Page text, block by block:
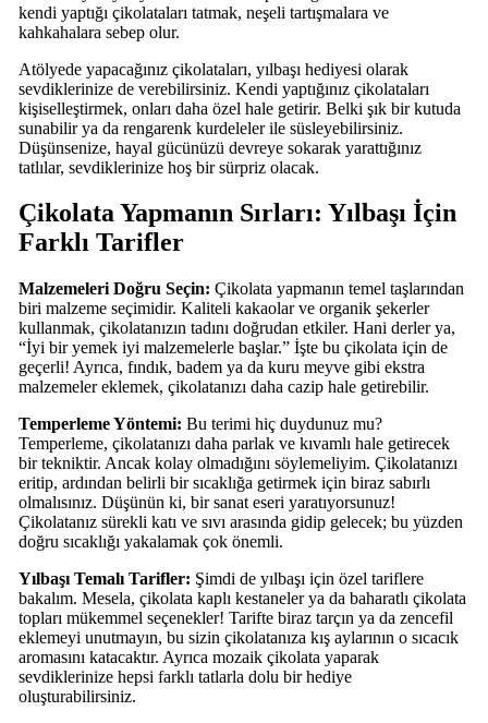
kendi yaptığı çikolataları tatmak, neşeli tartışmalara ve
kahkahalara sebep olur.
Atölyede yapacağınız çikolataları, yılbaşı hediyesi olarak
sevdiklerinize de verebilirsiniz. Kendi yaptığınız çikolataları
kişiselleştirmek, onları daha özel hale getirir. Belki şık bir kutuda
sunabilir ya da rengarenk kurdeleler ile süsleyebilirsiniz.
Düşünsenize, hayal gücünüzü devreye sokarak yarattığınız
tatlılar, sevdiklerinize hoş bir sürpriz olacak.
Çikolata Yapmanın Sırları: Yılbaşı İçin
Farklı Tarifler
Malzemeleri Doğru Seçin: Çikolata yapmanın temel taşlarından
biri malzeme seçimidir. Kaliteli kakaolar ve organik şekerler
kullanmak, çikolatanızın tadını doğrudan etkiler. Hani derler ya,
“İyi bir yemek iyi malzemelerle başlar.” İşte bu çikolata için de
geçerli! Ayrıca, fındık, badem ya da kuru meyve gibi ekstra
malzemeler eklemek, çikolatanızı daha cazip hale getirebilir.
Temperleme Yöntemi: Bu terimi hiç duydunuz mu?
Temperleme, çikolatanızı daha parlak ve kıvamlı hale getirecek
bir tekniktir. Ancak kolay olmadığını söylemeliyim. Çikolatanızı
eritip, ardından belirli bir sıcaklığa getirmek için biraz sabırlı
olmalısınız. Düşünün ki, bir sanat eseri yaratıyorsunuz!
Çikolatanız sürekli katı ve sıvı arasında gidip gelecek; bu yüzden
doğru sıcaklığı yakalamak çok önemli.
Yılbaşı Temalı Tarifler: Şimdi de yılbaşı için özel tariflere
bakalım. Mesela, çikolata kaplı kestaneler ya da baharatlı çikolata
topları mükemmel seçenekler! Tarifte biraz tarçın ya da zencefil
eklemeyi unutmayın, bu sizin çikolatanıza kış aylarının o sıcacık
aromasını katacaktır. Ayrıca mozaik çikolata yaparak
sevdiklerinize hepsi farklı tatlarla dolu bir hediye
oluşturabilirsiniz.